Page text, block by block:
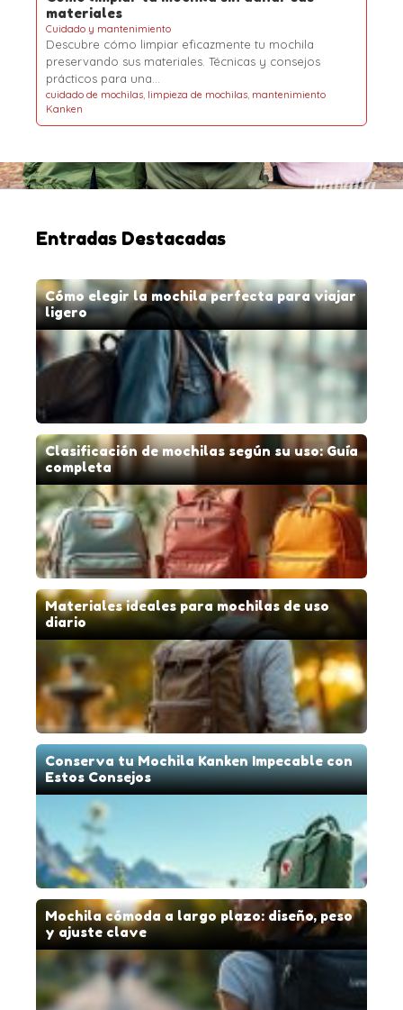
materiales
Cuidado y mantenimiento
Descubre cómo limpiar eficazmente tu mochila
preservando sus materiales. Técnicas y consejos
prácticos para una…
cuidado de mochilas, limpieza de mochilas, mantenimiento
Kanken
Entradas Destacadas
Cómo elegir la mochila perfecta para viajar
ligero
Clasificación de mochilas según su uso: Guía
completa
Materiales ideales para mochilas de uso
diario
Conserva tu Mochila Kanken Impecable con
Estos Consejos
Mochila cómoda a largo plazo: diseño, peso
y ajuste clave